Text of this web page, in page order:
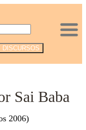
Sai Baba
2006)